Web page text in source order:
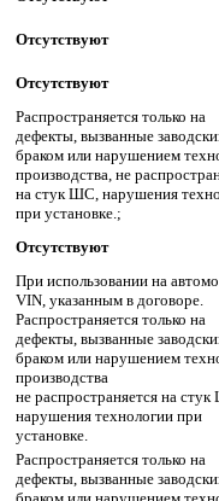
Отсутствуют
Отсутствуют
Распространяется только на
дефекты, вызванные
браком или нарушением
производства, не
на стук ШС, нарушения
при установке.;
Отсутствуют
При использовании на
VIN, указанным в договоре.
Распространяется только на
дефекты, вызванные
браком или нарушением
производства
не распространяется на
нарушения технологии при
установке.
Распространяется только на
дефекты, вызванные